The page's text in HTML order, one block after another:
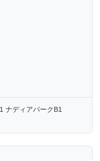
ナディアパークB1